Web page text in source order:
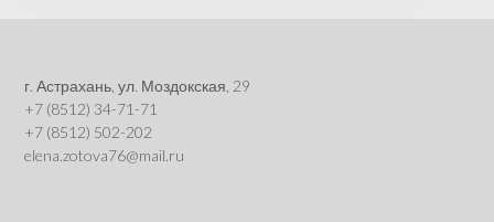
г. Астрахань, ул. Моздокская, 29
+7 (8512) 34-71-71
+7 (8512) 502-202
elena.zotova76@mail.ru